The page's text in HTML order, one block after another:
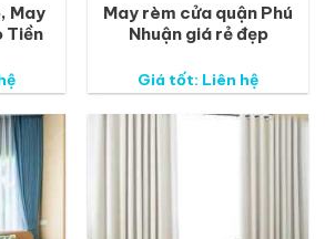
May
Tiền
May rèm cửa quận Phú
Nhuận giá rẻ đẹp
Giá tốt: Liên hệ